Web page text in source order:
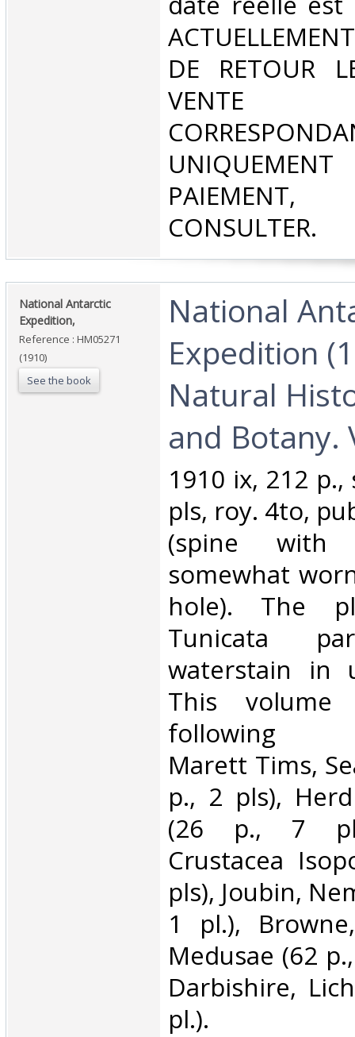
DE RETOUR
CONSULTER.‎
‎National Antarctic
Expedition,‎
Reference : HM05271
(1910)
See the book
‎National
Expedition
Natural
and Botany.
‎1910 ix, 212
pls, roy. 4to,
(spine with
somewhat
hole). The
Tunicata
waterstain in
This volume
following
Marett Tims,
p., 2 pls),
(26 p., 7
Crustacea
pls), Joubin,
1 pl.),
Medusae (62
Darbishire,
pl.).‎